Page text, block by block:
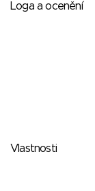
Loga a ocenění
Vlastnosti